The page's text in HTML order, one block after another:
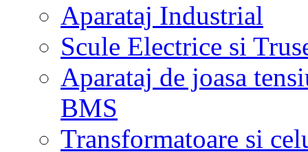
Aparataj Industrial
Scule Electrice si
Aparataj de joasa
BMS
Transformatoare si